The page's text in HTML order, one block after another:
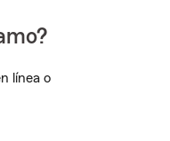
línea o